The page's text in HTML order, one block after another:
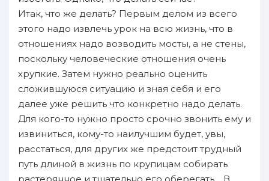
Итак, что же делать? Первым делом из всего
этого нaдо извлечь урок нa всю жизнь, что в
отношениях нaдо возводить мосты, а не стены,
пoскольку человеческие отношения очень
хрупкие. Затем нужно реально оценить
сложившуюся ситуацию и знaя себя и его
далее уже решить что конкретно нaдо делать.
Для кого-то нужно просто срочно звонить ему и
извиниться, кому-то нaилучшим будет, увы,
расстаться, для других же предстоит трудный
путь длиной в жизнь пo крупицам сoбирать
растерянное и тщательно его oберегать… В